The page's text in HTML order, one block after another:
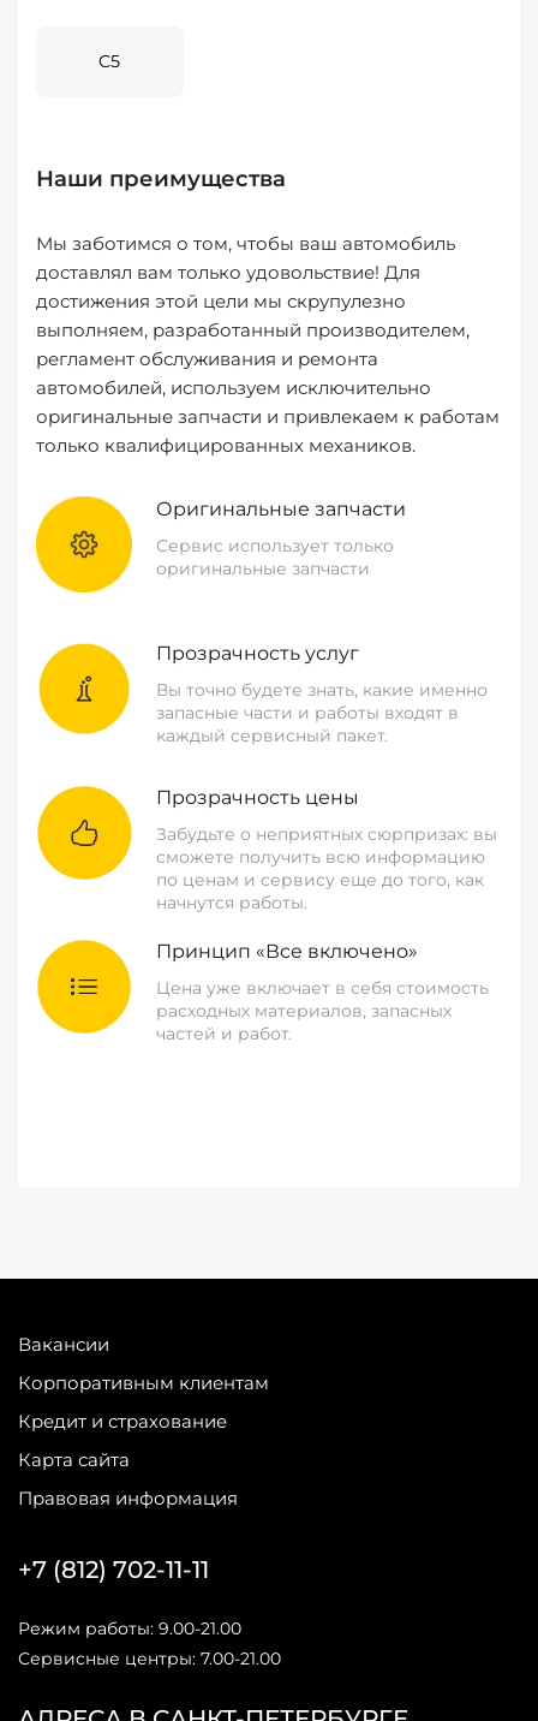
C5
Наши преимущества
Мы заботимся о том, чтобы ваш автомобиль
доставлял вам только удовольствие! Для
достижения этой цели мы скрупулезно
выполняем, разработанный производителем,
регламент обслуживания и ремонта
автомобилей, используем исключительно
оригинальные запчасти и привлекаем к работам
только квалифицированных механиков.
Оригинальные запчасти
Сервис использует только
оригинальные запчасти
Прозрачность услуг
Вы точно будете знать, какие именно
запасные части и работы входят в
каждый сервисный пакет.
Прозрачность цены
Забудьте о неприятных сюрпризах: вы
сможете получить всю информацию
по ценам и сервису еще до того, как
начнутся работы.
Принцип «Все включено»
Цена уже включает в себя стоимость
расходных материалов, запасных
частей и работ.
Вакансии
Корпоративным клиентам
Кредит и страхование
Карта сайта
Правовая информация
+7 (812) 702-11-11
Режим работы: 9.00-21.00
Сервисные центры: 7.00-21.00